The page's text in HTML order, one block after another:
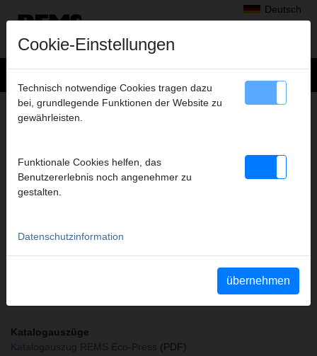
Deutsch
Produkte>Radialpressen>
REMS Presszangen A1-32kN/REMS Pressringe
REMS PRESSZANGE ACZ 16*
(PZ-2B) A1-32KN
Art.-Nr. 572644
Sicherheitshinweise PZ/PR/ZZ/PZ E01/Kabelschere
Katalogauszüge
Katalogauszug REMS Eco-Press (PDF)
Cookie-Einstellungen
Technisch notwendige Cookies tragen dazu
bei, grundlegende Funktionen der Website zu
gewährleisten.
Funktionale Cookies helfen, das
Benutzererlebnis noch angenehmer zu
gestalten.
Datenschutzinformation
übernehmen